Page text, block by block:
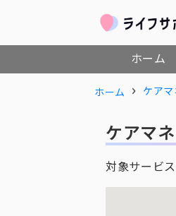
ホーム
ホーム ケアマ
ケアマ
対象サービ